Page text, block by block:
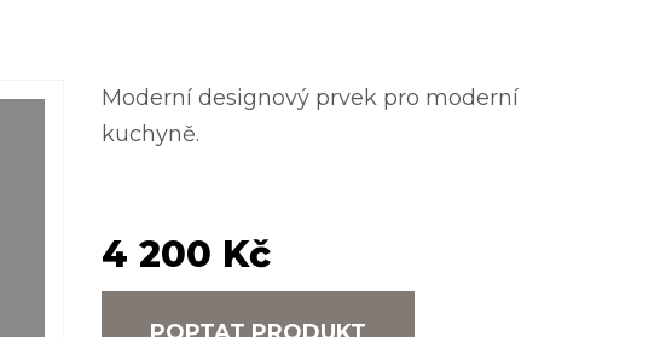
Moderní designový prvek pro moderní
kuchyně.
4 200 Kč